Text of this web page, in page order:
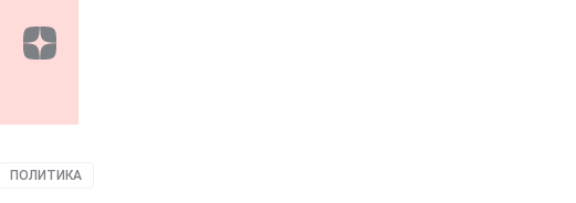
ПОЛИТИКА